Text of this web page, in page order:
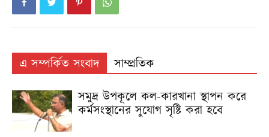
এ সম্পর্কিত সংবাদ
সাম্প্রতিক
সমুদ্র উপকূলে কল-কারখানা স্থাপন করে
কর্মসংস্থানের সুযোগ সৃষ্টি করা হবে